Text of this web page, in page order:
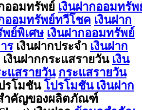
ออมทรัพย์ เงินฝากออมทรัพ
ออมทรัพย์ทวีโชค เงินฝาก
ย์พิเศษ เงินฝากออมทรัพย์
ร เงินฝากประจำ เงินฝาก
เงินฝากกระแสรายวัน เงิน
แสรายวัน กระแสรายวัน
รโมชัน โปรโมชัน เงินฝาก
ำคัญของผลิตภัณฑ์